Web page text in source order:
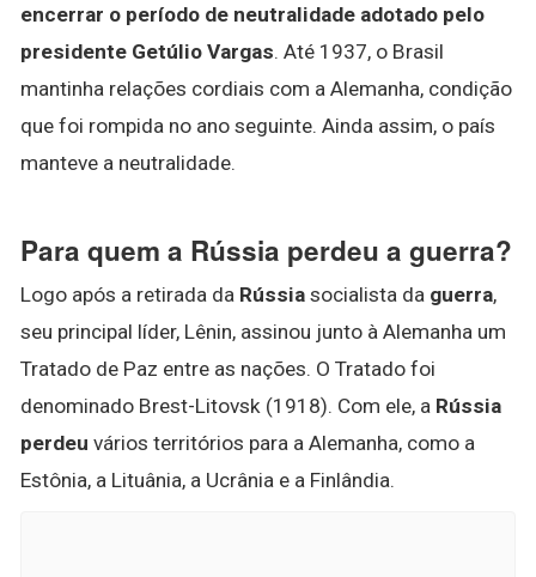
encerrar o período de neutralidade adotado pelo
presidente Getúlio Vargas. Até 1937, o Brasil
mantinha relações cordiais com a Alemanha, condição
que foi rompida no ano seguinte. Ainda assim, o país
manteve a neutralidade.
Para quem a Rússia perdeu a guerra?
Logo após a retirada da Rússia socialista da guerra,
seu principal líder, Lênin, assinou junto à Alemanha um
Tratado de Paz entre as nações. O Tratado foi
denominado Brest-Litovsk (1918). Com ele, a Rússia
perdeu vários territórios para a Alemanha, como a
Estônia, a Lituânia, a Ucrânia e a Finlândia.